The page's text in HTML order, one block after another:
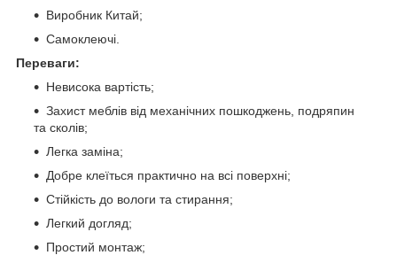
Виробник Китай;
Самоклеючі.
Переваги:
Невисока вартість;
Захист меблів від механічних пошкоджень, подряпин
та сколів;
Легка заміна;
Добре клеїться практично на всі поверхні;
Стійкість до вологи та стирання;
Легкий догляд;
Простий монтаж;